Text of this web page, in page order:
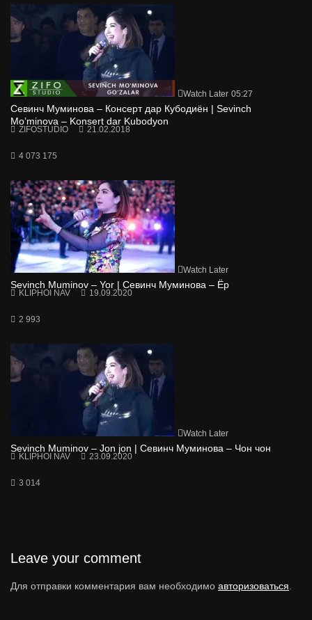
Watch Later 05:27
Севинч Муминова – Консерт дар Кубодиён | Sevinch
Mo’minova – Konsert dar Kubodyon
ZIFOSTUDIO 21.02.2018
4 073 175
Watch Later
Sevinch Muminov – Yor | Севинч Муминова – Ёр
KLIPHOI NAV 19.09.2020
2 993
Watch Later
Sevinch Muminov – Jon jon | Севинч Муминова – Чон чон
KLIPHOI NAV 23.09.2020
3 014
Leave your comment
Для отправки комментария вам необходимо авторизоваться.